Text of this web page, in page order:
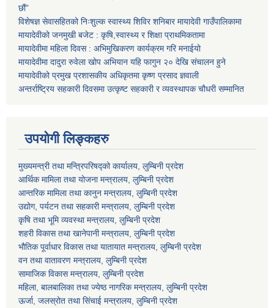
छौं”
विशेषज्ञ सेवासहितको निःशुल्क स्वास्थ्य शिविर शनिबार मायादेवी गाउँपालिकामा
मायादेवीको जनमुखी बजेट : कृषि,स्वास्थ्य र शिक्षा प्राथमिकतामा
मायादेवीमा महिला दिवस : अभिमुखिकरण कार्यक्रम गरि मनाईयो
मायादेवीमा दादुरा रुवेला खोप अभियान यहि फागुन २० देखि संचालन हुने
मायादेवीको प्रमुख प्रशासकीय अधिकृतमा कृष्ण प्रसाद ज्ञवाली
अन्तर्राष्ट्रिय सहकारी दिवसमा उत्कृष्ट सहकारी र व्यवस्थापक चौधरी सम्मानित
उपयोगी लिङ्कहरु
मुख्यमन्त्री तथा मन्त्रिपरिषद्को कार्यालय, लुम्बिनी प्रदेश
आर्थिक मामिला तथा योजना मन्त्रालय, लुम्बिनी प्रदेश
आन्तरिक मामिला तथा कानुन मन्त्रालय, लुम्बिनी प्रदेश
उद्योग, पर्यटन तथा सहकारी मन्त्रालय, लुम्बिनी प्रदेश
कृषि तथा भूमि व्यवस्था मन्त्रालय, लुम्बिनी प्रदेश
शहरी विकास तथा खानेपानी मन्त्रालय, लुम्बिनी प्रदेश
भौतिक पूर्वाधार विकास तथा यातायात मन्त्रालय, लुम्बिनी प्रदेश
वन तथा वातावरण मन्त्रालय, लुम्बिनी प्रदेश
सामाजिक विकास मन्त्रालय, लुम्बिनी प्रदेश
महिला, बालबालिका तथा ज्येष्ठ नागरिक मन्त्रालय, लुम्बिनी प्रदेश
ऊर्जा, जलस्रोत तथा सिंचाई मन्त्रालय, लुम्बिनी प्रदेश